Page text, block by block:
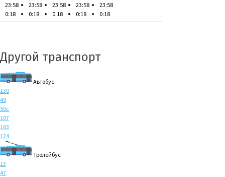
23:58
0:18
23:58
0:18
23:58
0:18
23:58
0:18
23:58
0:18
Другой транспорт
Автобус
130
49
50с
107
163
124
Тролейбус
13
47